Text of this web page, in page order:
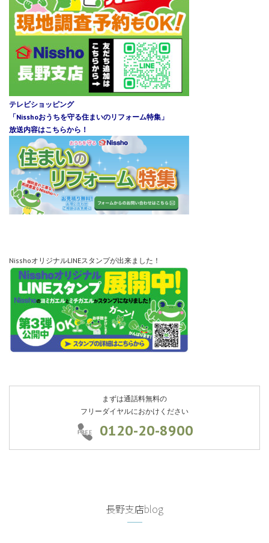
テレビショッピング
「Nisshoおうちを守る住まいのリフォーム特集」
放送内容はこちらから！
NisshoオリジナルLINEスタンプが出来ました！
まずは通話料無料の
フリーダイヤルにおかけください
0120-20-8900
長野支店blog